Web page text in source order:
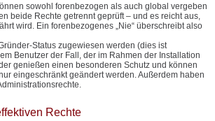
sowohl forenbezogen als auch global vergeben
beide Rechte getrennt geprüft – und es reicht aus,
wird. Ein forenbezogenes „Nie“ überschreibt also
Status zugewiesen werden (dies ist
Benutzer der Fall, der im Rahmen der Installation
genießen einen besonderen Schutz und können
eingeschränkt geändert werden. Außerdem haben
Rechte